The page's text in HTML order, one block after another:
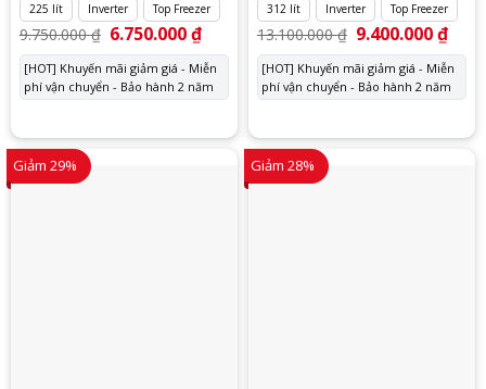
225 lít Inverter Top Freezer
9.750.000₫ Giá
gốc
là:
9.750.000 ₫.
6.750.000₫Giá
tại
là:
6.750.000 ₫.
[HOT] Khuyến mãi giảm giá - Miễn
phí vận chuyển - Bảo hành 2 năm
312 lít Inverter Top Freezer
13.100.000₫ Giá
gốc
là:
13.100.000 ₫.
9.400.000₫Giá
tại
là:
[HOT] Khuyến mãi giảm giá - Miễn
phí vận chuyển - Bảo hành 2 năm
Giảm 29% Giảm 28%